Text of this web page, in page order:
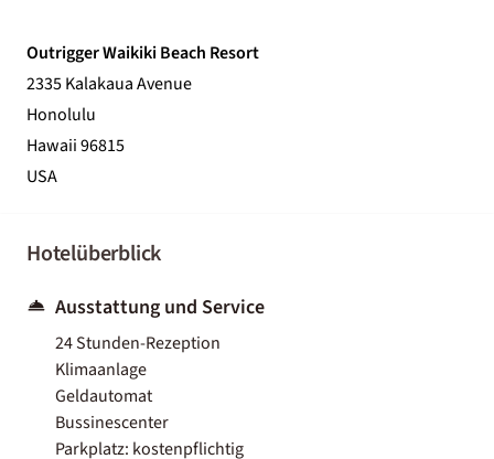
Outrigger Waikiki Beach Resort
2335 Kalakaua Avenue
Honolulu
Hawaii 96815
USA
Hotelüberblick
Ausstattung und Service
24 Stunden-Rezeption
Klimaanlage
Geldautomat
Bussinescenter
Parkplatz: kostenpflichtig